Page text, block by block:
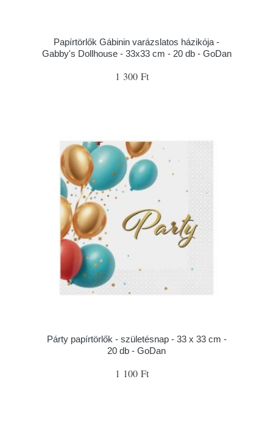
Papírtörlők Gábinin varázslatos házikója -
Gabby's Dollhouse - 33x33 cm - 20 db - GoDan
1 300 Ft
Párty papírtörlők - születésnap - 33 x 33 cm -
20 db - GoDan
1 100 Ft